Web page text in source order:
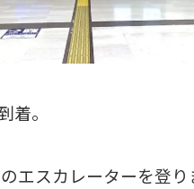
着。
エスカレーターを登り